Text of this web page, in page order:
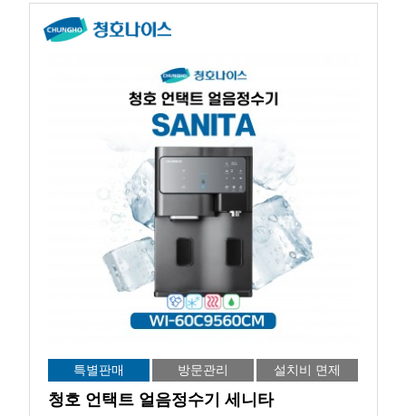
특별판매 방문관리 설치비 면제
청호 언택트 얼음정수기 세니타